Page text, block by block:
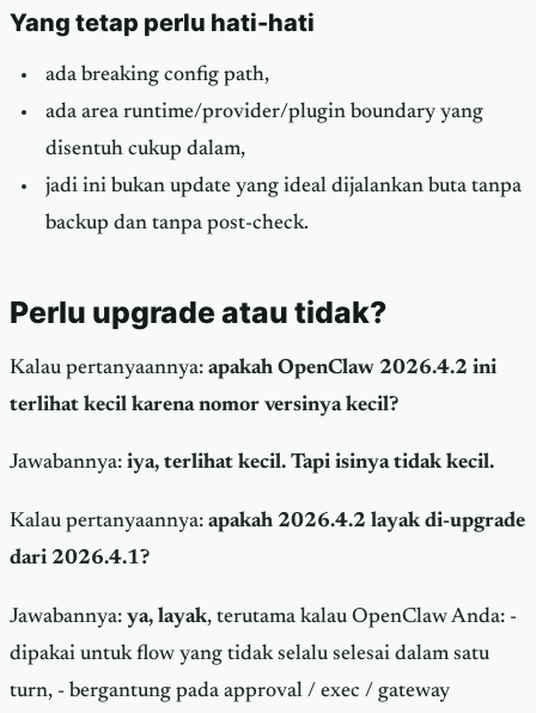
Yang tetap perlu hati-hati
ada breaking config path,
ada area runtime/provider/plugin boundary yang
disentuh cukup dalam,
jadi ini bukan update yang ideal dijalankan buta tanpa
backup dan tanpa post-check.
Perlu upgrade atau tidak?
Kalau pertanyaannya: apakah OpenClaw 2026.4.2 ini
terlihat kecil karena nomor versinya kecil?
Jawabannya: iya, terlihat kecil. Tapi isinya tidak kecil.
Kalau pertanyaannya: apakah 2026.4.2 layak di-upgrade
dari 2026.4.1?
Jawabannya: ya, layak, terutama kalau OpenClaw Anda: -
dipakai untuk flow yang tidak selalu selesai dalam satu
turn, - bergantung pada approval / exec / gateway